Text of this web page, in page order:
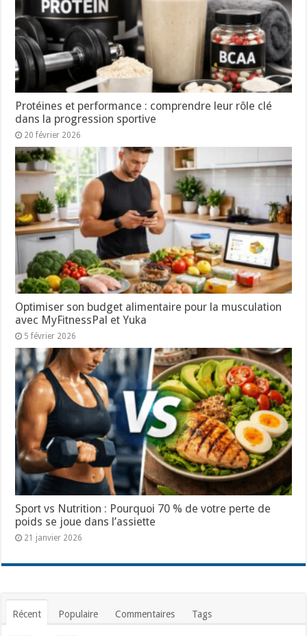
Protéines et performance : comprendre leur rôle clé
dans la progression sportive
20 février 2026
Optimiser son budget alimentaire pour la musculation
avec MyFitnessPal et Yuka
5 février 2026
Sport vs Nutrition : Pourquoi 70 % de votre perte de
poids se joue dans l’assiette
21 janvier 2026
Récent Populaire Commentaires Tags